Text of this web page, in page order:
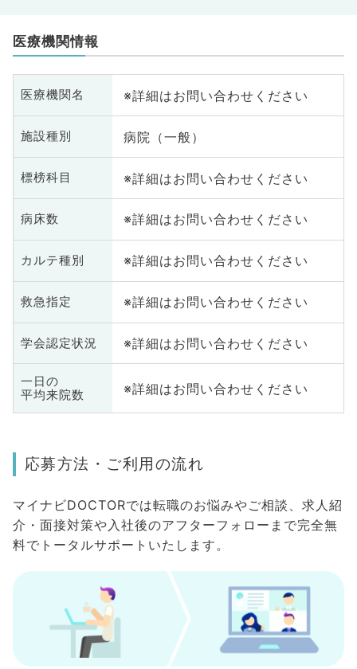
医療機関情報
医療機関名 ※詳細はお問い合わせください
施設種別 病院（一般）
標榜科目 ※詳細はお問い合わせください
病床数 ※詳細はお問い合わせください
カルテ種別 ※詳細はお問い合わせください
救急指定 ※詳細はお問い合わせください
学会認定状況 ※詳細はお問い合わせください
一日の
平均来院数
※詳細はお問い合わせください
応募方法・ご利用の流れ
マイナビDOCTORでは転職のお悩みやご相談、求人紹
介・面接対策や入社後のアフターフォローまで完全無
料でトータルサポートいたします。